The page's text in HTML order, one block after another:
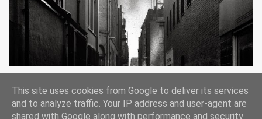
Lee Jeffries
This site uses cookies from Google to deliver its services
and to analyze traffic. Your IP address and user-agent are
shared with Google along with performance and security